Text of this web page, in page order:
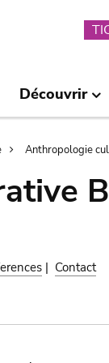
Découvrir
Anthropologie
| Contact